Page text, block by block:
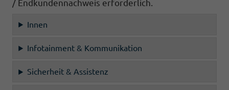
/ Endkundennachweis erforderlich.
Innen
Infotainment & Kommunikation
Sicherheit & Assistenz